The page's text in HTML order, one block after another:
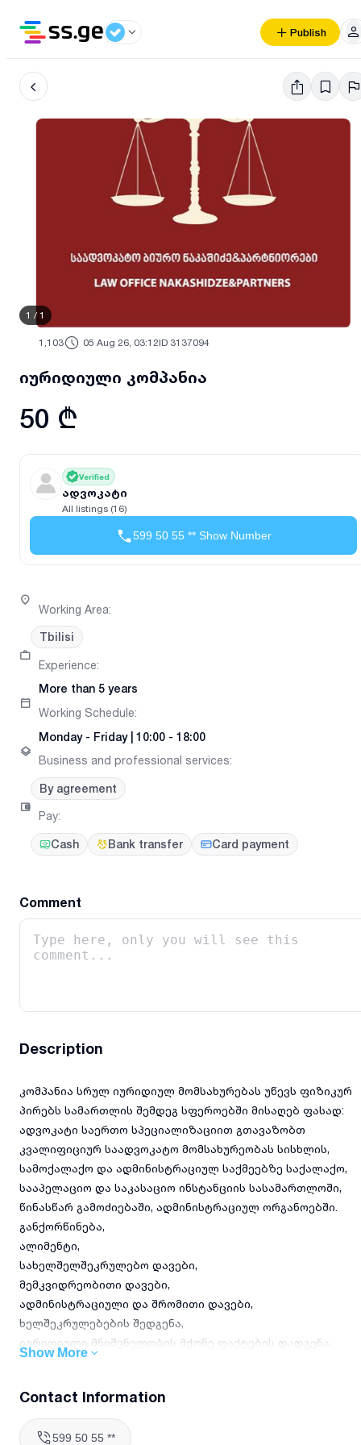
Publish
1 / 1
1,103 05 Aug 26, 03:12ID 3137094
იურიდიული კომპანია
50 ₾
Verified
ადვოკატი
All listings (16)
599 50 55 ** Show Number
Working Area:
Tbilisi
Experience:
More than 5 years
Working Schedule:
Monday- Friday| 10:00 - 18:00
Business and professional services:
By agreement
Pay:
Cash Bank transfer Card payment
Comment
Description
კომპანია სრულ იურიდიულ მომსახურებას უწევს ფიზიკურ
პირებს სამართლის შემდეგ სფეროებში მისაღებ ფასად:
ადვოკატი საერთო სპეციალიზაციით გთავაზობთ
კვალიფიციურ საადვოკატო მომსახურეობას სისხლის,
სამოქალაქო და ადმინისტრაციულ საქმეებზე საქალაქო,
სააპელაციო და საკასაციო ინსტანციის სასამართლოში,
წინასწარ გამოძიებაში, ადმინისტრაციულ ორგანოებში.
განქორწინება,
ალიმენტი,
სახელშელშეკრულებო დავები,
მემკვიდრეობითი დავები,
ადმინისტრაციული და შრომითი დავები,
ხელშეკრულებების შედგენა,
იურიდიული მნიშვნელობის მქონე ფაქტების დადგენა,
და სხვა.
კომპანია იურიდიულ მომსახურებას უწევს იურიდიულ
პირებს სამართლის შემდეგ სფეროებში:
სამოქალაქო სამართალი;
Show More
Contact Information
599 50 55 **